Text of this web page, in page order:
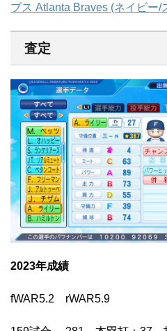
ブス Atlanta Braves (ネイビー/
査定
2023年成績
fWAR5.2 rWAR5.9